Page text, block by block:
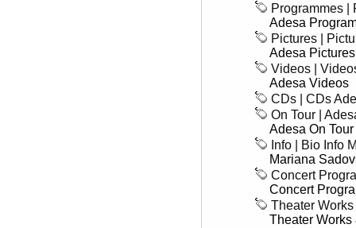
Programmes |
Adesa
Pictures |
Adesa Pictures
Videos |
Adesa Videos
CDs | CDs
On Tour |
Adesa On Tour
Info | Bio Info
Mariana
Concert
Concert
Theater
Theater